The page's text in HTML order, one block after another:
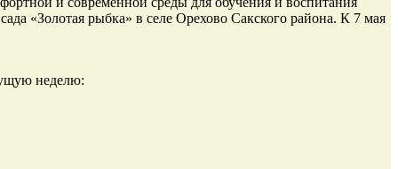
«Золотая рыбка» в селе Орехово Сакского района. К 7 мая
неделю: